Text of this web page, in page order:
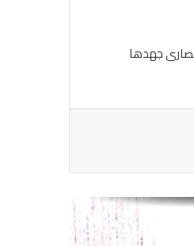
جهدها
فى ســوريــا
العرب يتضامن
فى عدن
من السلطات